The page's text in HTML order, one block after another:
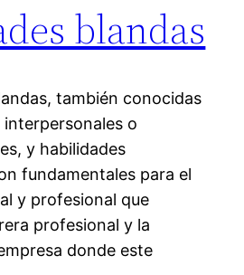
blandas
también conocidas
o
y habilidades
fundamentales para el
y profesional que
profesional y la
donde este